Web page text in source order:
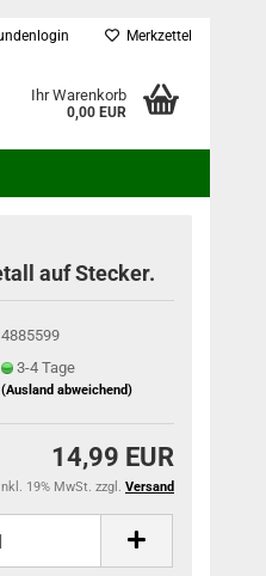
Merkzettel
Ihr Warenkorb
0,00 EUR
auf Stecker.
4885599
3-4 Tage
(Ausland abweichend)
14,99 EUR
inkl. 19% MwSt. zzgl. Versand